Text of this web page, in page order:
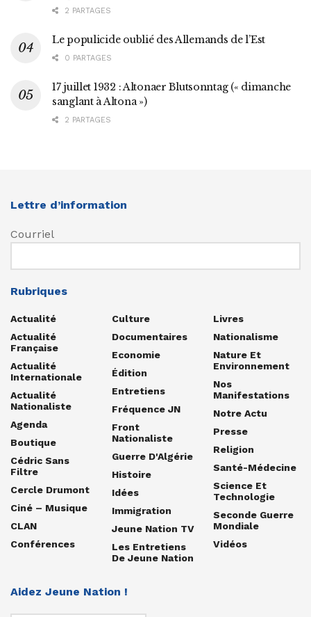
2 PARTAGES
Le populicide oublié des Allemands de l’Est
0 PARTAGES
17 juillet 1932 : Altonaer Blutsonntag (« dimanche
sanglant à Altona »)
2 PARTAGES
Lettre d’information
Courriel
Rubriques
Actualité
Actualité
Française
Actualité
Internationale
Actualité
Nationaliste
Agenda
Boutique
Cédric Sans
Filtre
Cercle Drumont
Ciné – Musique
CLAN
Conférences
Culture
Documentaires
Economie
Édition
Entretiens
Fréquence JN
Front
Nationaliste
Guerre D'Algérie
Histoire
Idées
Immigration
Jeune Nation TV
Les Entretiens
De Jeune Nation
Livres
Nationalisme
Nature Et
Environnement
Nos
Manifestations
Notre Actu
Presse
Religion
Santé-Médecine
Science Et
Technologie
Seconde Guerre
Mondiale
Vidéos
Aidez Jeune Nation !